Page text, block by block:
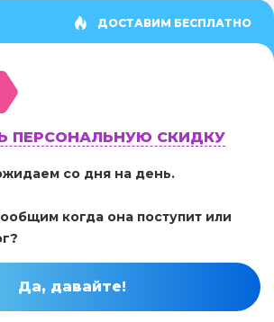
ДОСТАВИМ БЕСПЛАТНО
ПЕРСОНАЛЬНУЮ СКИДКУ
со дня на день.
когда она поступит или
Да, давайте!